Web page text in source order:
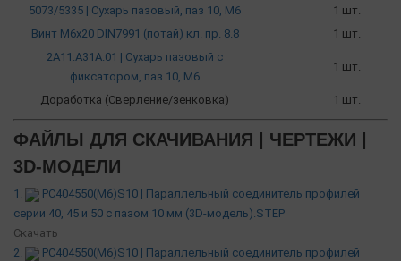
5073/5335 | Сухарь пазовый, паз 10, М6
1 шт.
Винт М6х20 DIN7991 (потай) кл. пр. 8.8
1 шт.
2A11.A31A.01 | Сухарь пазовый c
фиксатором, паз 10, М6
1 шт.
Доработка (Сверление/зенковка) 1 шт.
ФАЙЛЫ ДЛЯ СКАЧИВАНИЯ | ЧЕРТЕЖИ |
3D-МОДЕЛИ
1.
PC404550(М6)S10 | Параллельный соединитель профилей
серии 40, 45 и 50 с пазом 10 мм (3D-модель).STEP
Скачать
2.
PC404550(М6)S10 | Параллельный соединитель профилей